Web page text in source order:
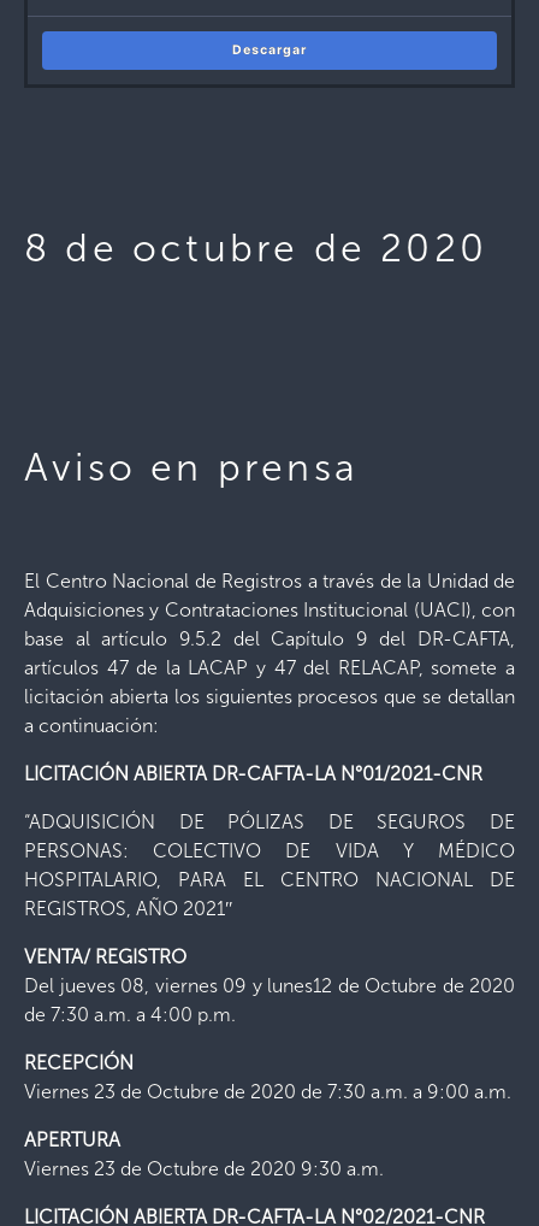
Descargar
8 de octubre de 2020
Aviso en prensa
El Centro Nacional de Registros a través de la Unidad de
Adquisiciones y Contrataciones Institucional (UACI), con
base al artículo 9.5.2 del Capítulo 9 del DR-CAFTA,
artículos 47 de la LACAP y 47 del RELACAP, somete a
licitación abierta los siguientes procesos que se detallan
a continuación:
LICITACIÓN ABIERTA DR-CAFTA-LA N°01/2021-CNR
“ADQUISICIÓN DE PÓLIZAS DE SEGUROS DE
PERSONAS: COLECTIVO DE VIDA Y MÉDICO
HOSPITALARIO, PARA EL CENTRO NACIONAL DE
REGISTROS, AÑO 2021″
VENTA/ REGISTRO
Del jueves 08, viernes 09 y lunes12 de Octubre de 2020
de 7:30 a.m. a 4:00 p.m.
RECEPCIÓN
Viernes 23 de Octubre de 2020 de 7:30 a.m. a 9:00 a.m.
APERTURA
Viernes 23 de Octubre de 2020 9:30 a.m.
LICITACIÓN ABIERTA DR-CAFTA-LA N°02/2021-CNR